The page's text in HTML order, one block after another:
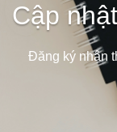
Cập
Đăng ký nhận